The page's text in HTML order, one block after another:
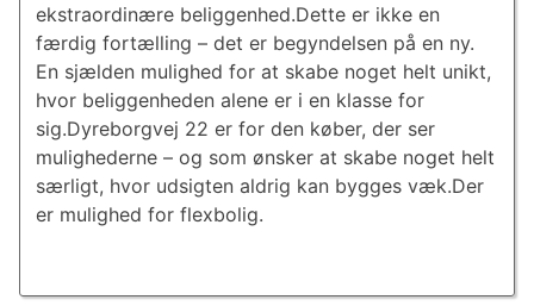
ekstraordinære beliggenhed.Dette er ikke en
færdig fortælling – det er begyndelsen på en ny.
En sjælden mulighed for at skabe noget helt unikt,
hvor beliggenheden alene er i en klasse for
sig.Dyreborgvej 22 er for den køber, der ser
mulighederne – og som ønsker at skabe noget helt
særligt, hvor udsigten aldrig kan bygges væk.Der
er mulighed for flexbolig.